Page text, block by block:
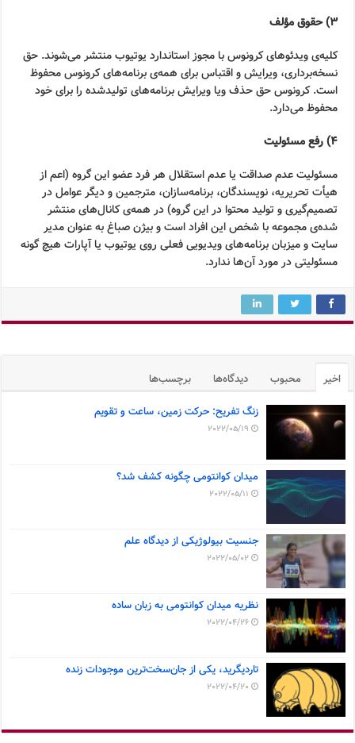
۳) حقوق مؤلف
کلیه‌ی ویدئوهای کرونوس با مجوز استاندارد یوتیوب منتشر می‌شوند. حق
نسخه‌برداری، ویرایش و اقتباس برای همه‌ی برنامه‌های کرونوس محفوظ
است. کرونوس حق حذف ویا ویرایش برنامه‌های تولیدشده را برای خود
محفوظ می‌دارد.
۴) رفع مسئولیت
مسئولیت عدم صداقت یا عدم استقلال هر فرد عضو این گروه (اعم از
هیأت تحریریه، نویسندگان، برنامه‌سازان، مترجمین و دیگر عوامل در
تصمیم‌گیری و تولید محتوا در این گروه) در همه‌ی کانال‌های منتشر
شده‌ی مجموعه با شخص این افراد است و بیژن صباغ به عنوان مدیر
سایت و میزبان برنامه‌های ویدیویی فعلی روی یوتیوب یا آپارات هیچ گونه
مسئولیتی در مورد آن‌ها ندارد.
اخیر محبوب دیدگاه‌ها برچسب‌ها
زنگ تفریح: حرکت زمین، ساعت و تقویم
2022/05/19
میدان کوانتومی چگونه کشف شد؟
2022/05/11
جنسیت بیولوژیکی از دیدگاه علم
2022/05/02
نظریه میدان کوانتومی به زبان ساده
2022/04/26
تاردیگرید، یکی از جان‌سخت‌ترین موجودات زنده
2022/04/20